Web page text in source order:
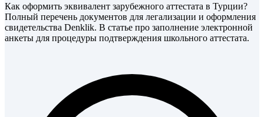
Как оформить эквивалент зарубежного аттестата в Турции?
Полный перечень документов для легализации и оформления
свидетельства Denklik. В статье про заполнение электронной
анкеты для процедуры подтверждения школьного аттестата.